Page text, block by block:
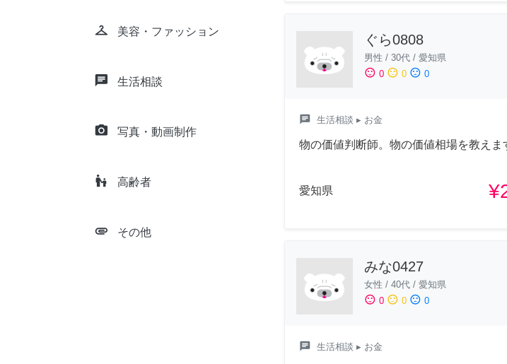
checkroom 美容・ファッション
chat 生活相談
camera_alt 写真・動画制作
escalator_warning 高齢者
attachment その他
ぐら0808
男性 / 30代 / 愛知県
sentiment_satisfied 0 sentiment_neutral 0 sentiment_dissatisfied 0
chat 生活相談 ▸ お金
物の価値判断師。物の価値相場を教えま
愛知県
みな0427
女性 / 40代 / 愛知県
sentiment_satisfied 0 sentiment_neutral 0 sentiment_dissatisfied 0
chat 生活相談 ▸ お金